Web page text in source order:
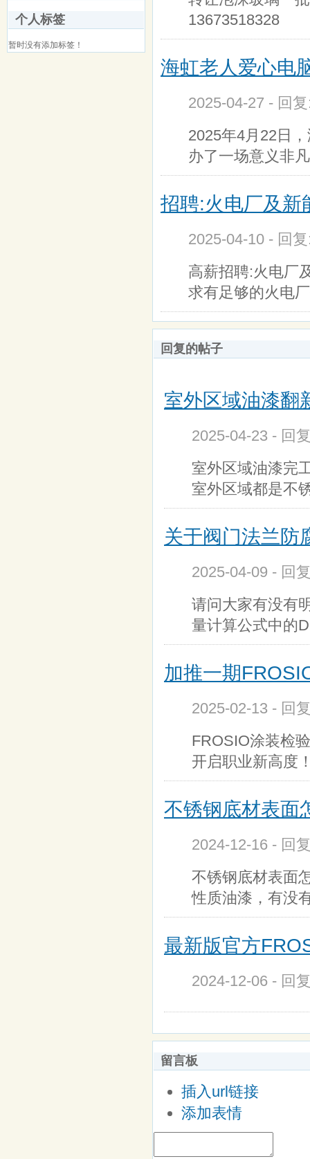
个人标签
暂时没有添加标签！
13673518328
海虹老人爱心电
2025-04-27 - 回
2025年4月22日
办了一场意义非
招聘:火电厂及新
2025-04-10 - 回
高薪招聘:火电厂
求有足够的火电
回复的帖子
室外区域油漆翻
2025-04-23 - 回
室外区域油漆完
室外区域都是不
关于阀门法兰防
2025-04-09 - 回
请问大家有没有
量计算公式中的
加推一期
2025-02-13 - 回
FROSIO涂装检
开启职业新高度
不锈钢底材表面
2024-12-16 - 回
不锈钢底材表面
性质油漆，有没
最新版官方
2024-12-06 - 回
留言板
插入url链接
添加表情